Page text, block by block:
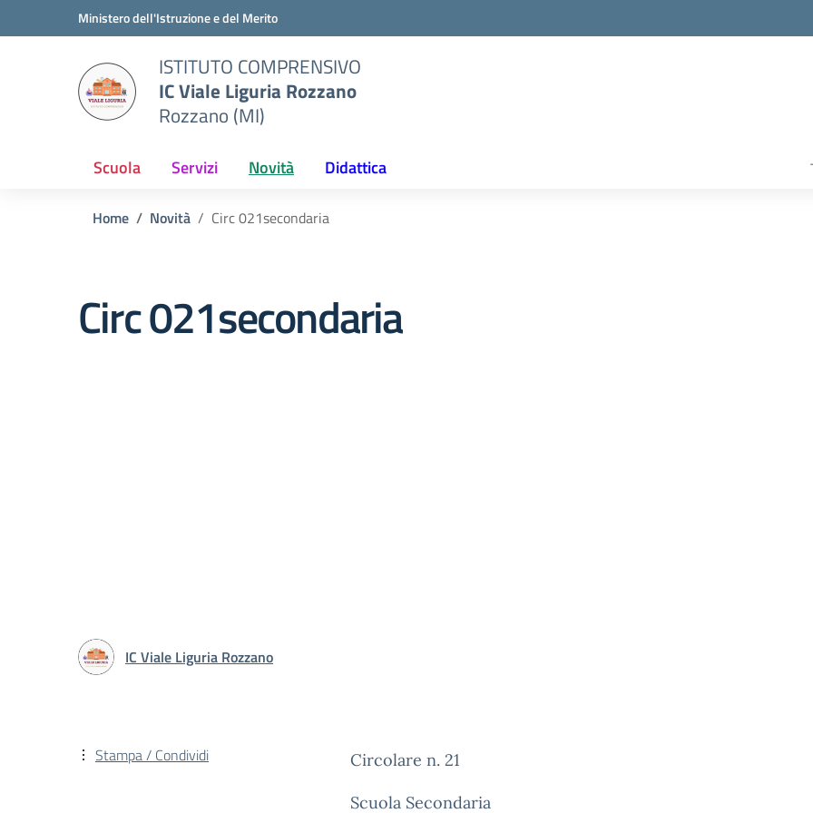
Vai ai contenuti
Vai al menu di navigazioneMinistero dell'Istruzione e del Merito
ISTITUTO COMPRENSIVO
IC Viale Liguria Rozzano
Rozzano (MI)
Scuola Servizi Novità Didattica
Home Novità Circ 021secondaria
Circ 021secondaria
IC Viale Liguria Rozzano
Circolare n. 21
Scuola Secondaria
Stampa / Condividi